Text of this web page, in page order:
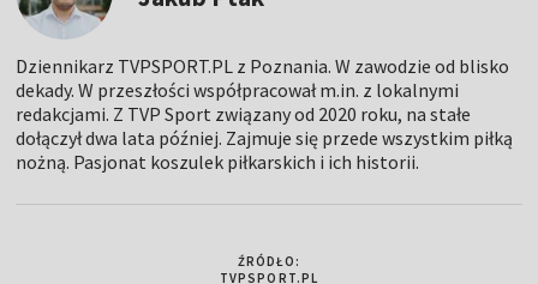
Dziennikarz TVPSPORT.PL z Poznania. W zawodzie od blisko
dekady. W przeszłości współpracował m.in. z lokalnymi
redakcjami. Z TVP Sport związany od 2020 roku, na stałe
dołączył dwa lata później. Zajmuje się przede wszystkim piłką
nożną. Pasjonat koszulek piłkarskich i ich historii.
ŹRÓDŁO:
TVPSPORT.PL